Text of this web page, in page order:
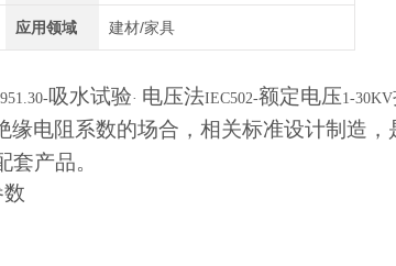
应用领域 建材/家具
吸水试验· 电压法IEC502-额定电压1-30KV
缘电阻系数的场合，相关标准设计制造，
产品。